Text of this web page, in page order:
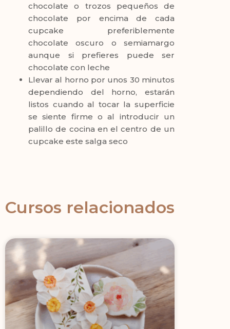
chocolate o trozos pequeños de
chocolate por encima de cada
cupcake preferiblemente
chocolate oscuro o semiamargo
aunque si prefieres puede ser
chocolate con leche
Llevar al horno por unos 30 minutos
dependiendo del horno, estarán
listos cuando al tocar la superficie
se siente firme o al introducir un
palillo de cocina en el centro de un
cupcake este salga seco
Cursos relacionados